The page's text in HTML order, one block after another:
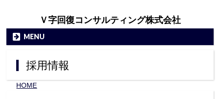
Ｖ字回復コンサルティング株式会社
MENU
採用情報
HOME